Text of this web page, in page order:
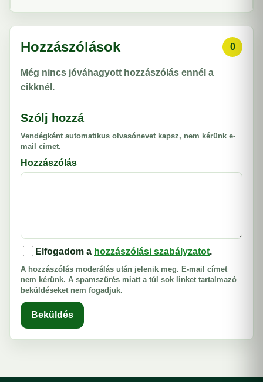
Hozzászólások 0
Még nincs jóváhagyott hozzászólás ennél a
cikknél.
Szólj hozzá
Vendégként automatikus olvasónevet kapsz, nem kérünk e-
mail címet.
Hozzászólás
Elfogadom a hozzászólási szabályzatot.
A hozzászólás moderálás után jelenik meg. E-mail címet
nem kérünk. A spamszűrés miatt a túl sok linket tartalmazó
beküldéseket nem fogadjuk.
Beküldés